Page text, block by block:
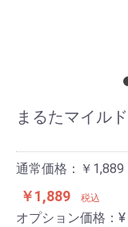
まるたマイル
通常価格：￥1,889
￥1,889 税込
オプション価格：¥